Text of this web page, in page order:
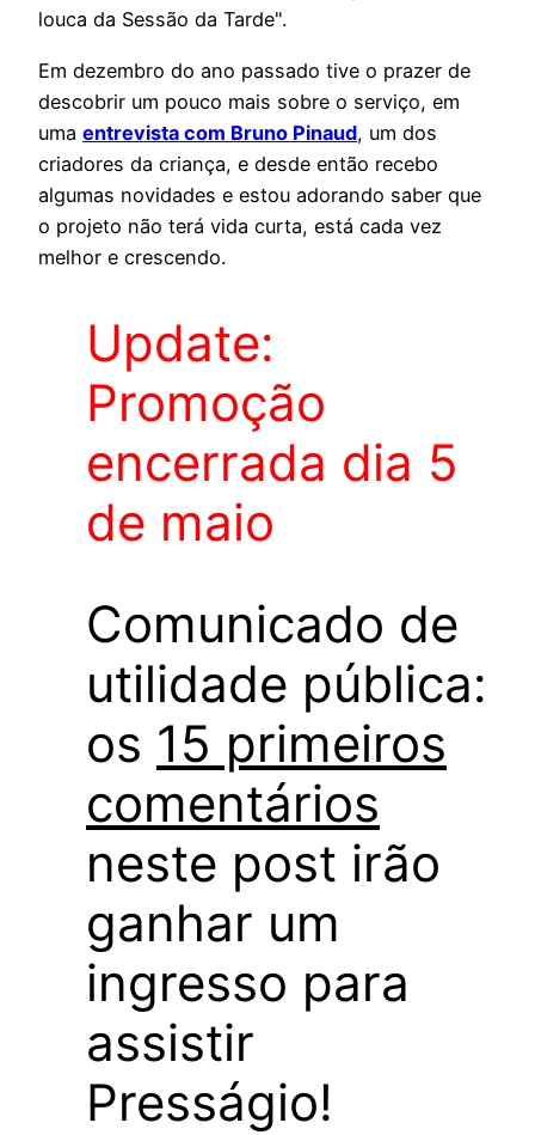
louca da Sessão da Tarde".
Em dezembro do ano passado tive o prazer de
descobrir um pouco mais sobre o serviço, em
uma entrevista com Bruno Pinaud, um dos
criadores da criança, e desde então recebo
algumas novidades e estou adorando saber que
o projeto não terá vida curta, está cada vez
melhor e crescendo.
Update:
Promoção
encerrada dia 5
de maio
Comunicado de
utilidade pública:
os 15 primeiros
comentários
neste post irão
ganhar um
ingresso para
assistir
Presságio!